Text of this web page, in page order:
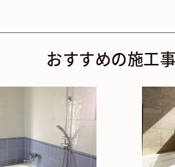
おすすめの施工